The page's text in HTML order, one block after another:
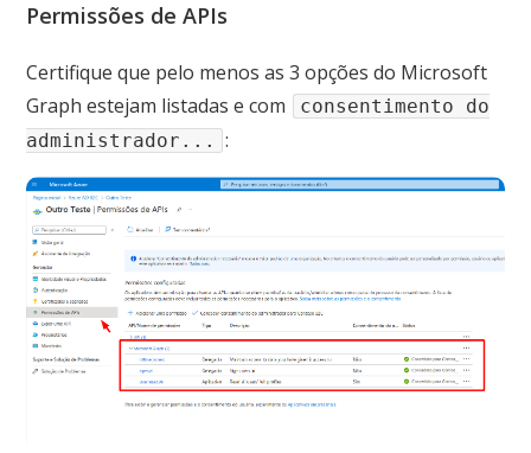
Permissões de APIs
Certifique que pelo menos as 3 opções do Microsoft
Graph estejam listadas e com
consentimento do
administrador...
: